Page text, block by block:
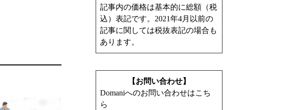
記事内の価格は基本的に総額（税
込）表記です。2021年4月以前の
記事に関しては税抜表記の場合も
あります。
【お問い合わせ】
Domaniへのお問い合わせはこち
ら